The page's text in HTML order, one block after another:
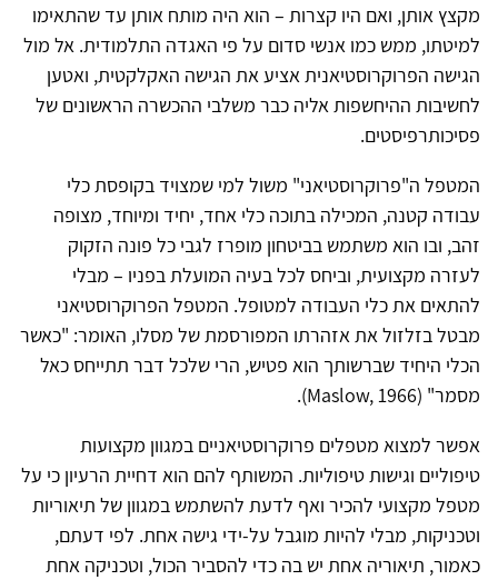
מקצץ אותן, ואם היו קצרות – הוא היה מותח אותן עד שהתאימו
למיטתו, ממש כמו אנשי סדום על פי האגדה התלמודית. אל מול
הגישה הפרוקרוסטיאנית אציע את הגישה האקלקטית, ואטען
לחשיבות ההיחשפות אליה כבר משלבי ההכשרה הראשונים של
פסיכותרפיסטים.
המטפל ה"פרוקרוסטיאני" משול למי שמצויד בקופסת כלי
עבודה קטנה, המכילה בתוכה כלי אחד, יחיד ומיוחד, מצופה
זהב, ובו הוא משתמש בביטחון מופרז לגבי כל פונה הזקוק
לעזרה מקצועית, וביחס לכל בעיה המועלת בפניו – מבלי
להתאים את כלי העבודה למטופל. המטפל הפרוקרוסטיאני
מבטל בזלזול את אזהרתו המפורסמת של מסלו, האומר: "כאשר
הכלי היחיד שברשותך הוא פטיש, הרי שלכל דבר תתייחס כאל
מסמר" (Maslow, 1966).
אפשר למצוא מטפלים פרוקרוסטיאניים במגוון מקצועות
טיפוליים וגישות טיפוליות. המשותף להם הוא דחיית הרעיון כי על
מטפל מקצועי להכיר ואף לדעת להשתמש במגוון של תיאוריות
וטכניקות, מבלי להיות מוגבל על-ידי גישה אחת. לפי דעתם,
כאמור, תיאוריה אחת יש בה כדי להסביר הכול, וטכניקה אחת